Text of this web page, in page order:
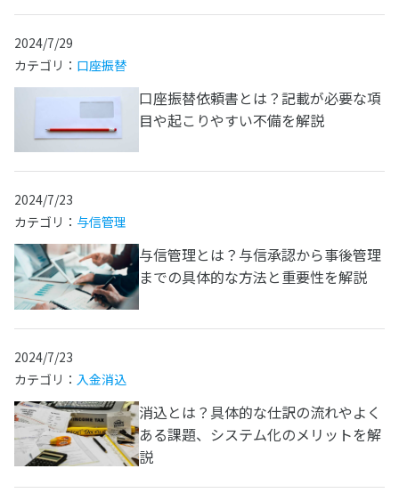
2024/7/29
カテゴリ： 口座振替
口座振替依頼書とは？記載が必要な項
目や起こりやすい不備を解説
2024/7/23
カテゴリ： 与信管理
与信管理とは？与信承認から事後管理
までの具体的な方法と重要性を解説
2024/7/23
カテゴリ： 入金消込
消込とは？具体的な仕訳の流れやよく
ある課題、システム化のメリットを解
説